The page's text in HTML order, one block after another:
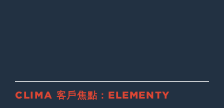
CLIMA 客戶焦點：ELEMENTY